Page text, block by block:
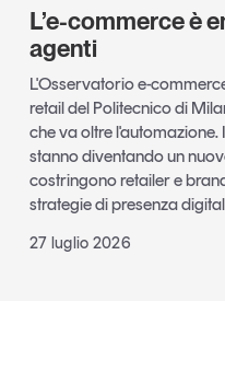
L’e-commerce è
agenti
L'Osservatorio e-
retail del Politecnico di
che va oltre
stanno diventando un
costringono retailer e
strategie di presenza
27 luglio 2026